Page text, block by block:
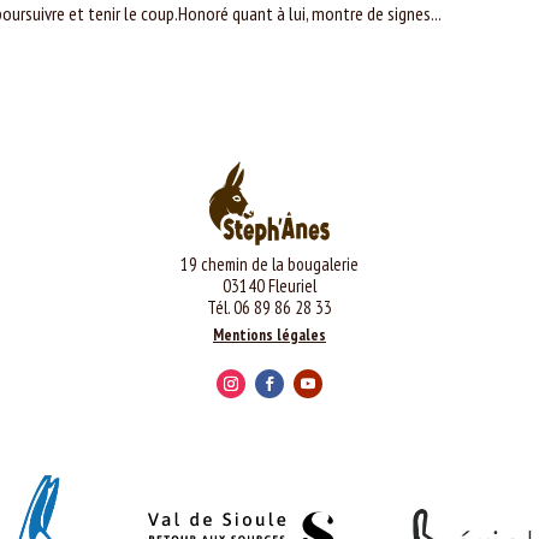
et tenir le coup.Honoré quant à lui, montre de signes...
19 chemin de la bougalerie
03140 Fleuriel
Tél. 06 89 86 28 33
Mentions légales